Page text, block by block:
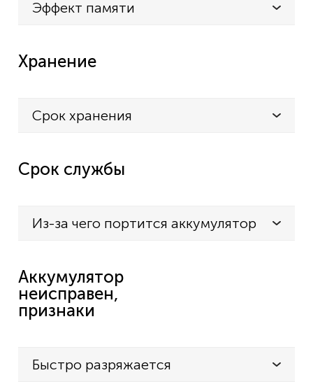
Эффект памяти
Хранение
Срок хранения
Срок службы
Из-за чего портится аккумулятор
Аккумулятор
неисправен,
признаки
Быстро разряжается